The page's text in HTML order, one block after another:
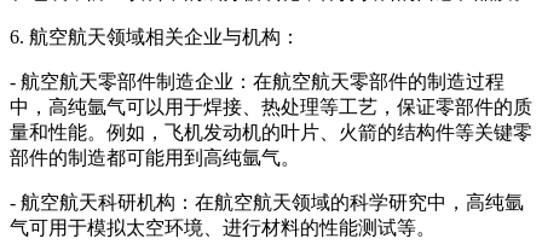
6. 航空航天领域相关企业与机构：
- 航空航天零部件制造企业：在航空航天零部件的制造过程
中，高纯氩气可以用于焊接、热处理等工艺，保证零部件的质
量和性能。例如，飞机发动机的叶片、火箭的结构件等关键零
部件的制造都可能用到高纯氩气。
- 航空航天科研机构：在航空航天领域的科学研究中，高纯氩
气可用于模拟太空环境、进行材料的性能测试等。